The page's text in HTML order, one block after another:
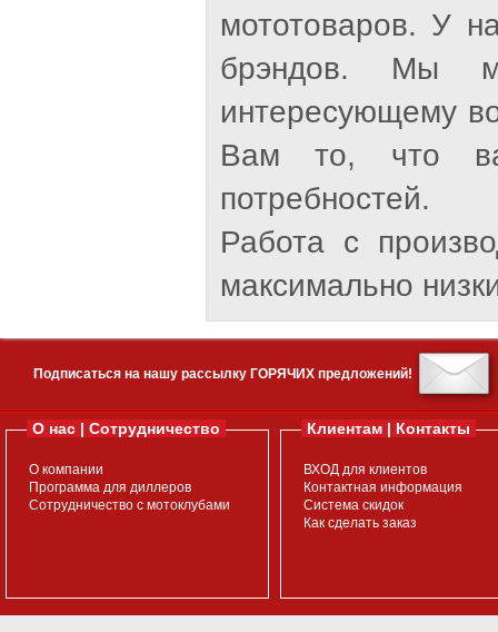
мототоваров. У
брэндов. Мы
интересующему
Вам то, что
потребностей.
Работа с
максимально
Подписаться на нашу рассылку ГОРЯЧИХ предложений!
О нас | Сотрудничество
О компании
Программа для диллеров
Сотрудничество с мотоклубами
Клиентам | Контакты
ВХОД для клиентов
Контактная информация
Система скидок
Как сделать заказ